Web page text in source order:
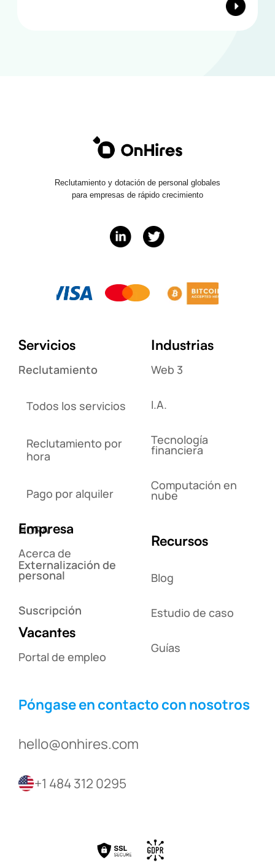
Reclutamiento y dotación de personal globales
para empresas de rápido crecimiento
Servicios
Reclutamiento
Todos los servicios
Reclutamiento por
hora
Pago por alquiler
HORA
Externalización de
personal
Suscripción
Industrias
Web 3
I.A.
Tecnología
financiera
Computación en
nube
Empresa
Acerca de
Recursos
Blog
Estudio de caso
Guías
Vacantes
Portal de empleo
Póngase en contacto con nosotros
hello@onhires.com
+1 484 312 0295